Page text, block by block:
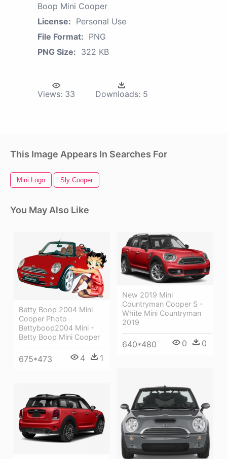
Boop Mini Cooper
License: Personal Use
File Format: PNG
PNG Size: 322 KB
Views: 33 Downloads: 5
This Image Appears In Searches For
Mini Logo Sly Cooper
You May Also Like
Betty Boop 2004 Mini
Cooper Photo
Bettyboop2004 Mini -
Betty Boop Mini Cooper
675*473 4 1
New 2019 Mini
Countryman Cooper S -
White Mini Countryman
2019
640*480 0 0